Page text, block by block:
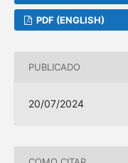
PDF (ENGLISH)
PUBLICADO
20/07/2024